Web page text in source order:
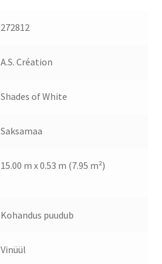
272812
A.S. Création
Shades of White
Saksamaa
15.00 m x 0.53 m (7.95 m²)
Kohandus puudub
Vinüül